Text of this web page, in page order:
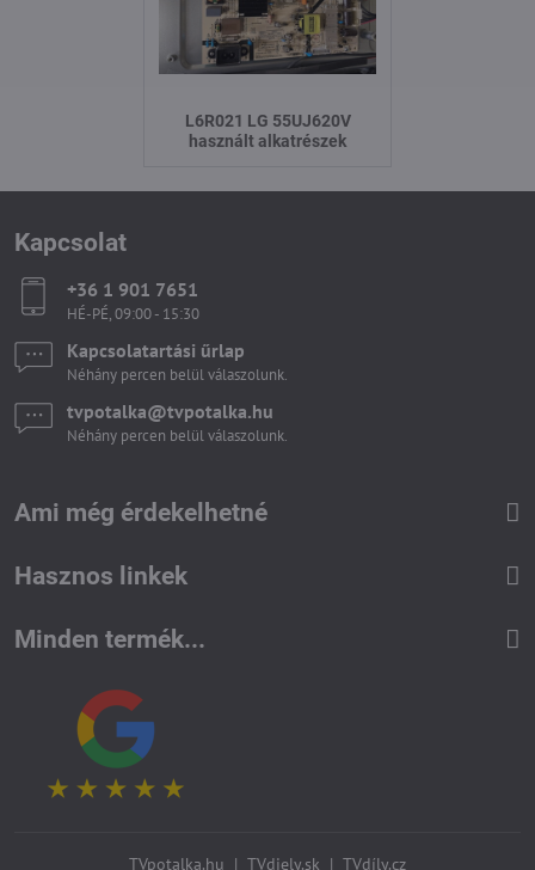
L6R021 LG 55UJ620V
használt alkatrészek
Kapcsolat
+36 1 901 7651
HÉ-PÉ, 09:00 - 15:30
Kapcsolatartási űrlap
Néhány percen belül válaszolunk.
tvpotalka​@tvpotalka​.hu
Néhány percen belül válaszolunk.
Ami még érdekelhetné
Hasznos linkek
Minden termék...
TVpotalka.hu | TVdiely.sk | TVdíly.cz